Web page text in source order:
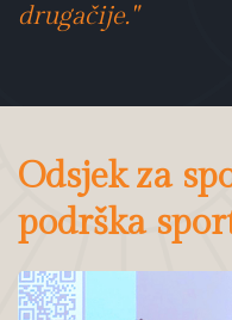
drugačije."
Odsjek za
podrška